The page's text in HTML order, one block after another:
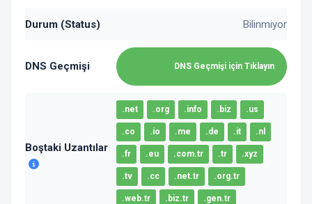
Durum (Status) Bilinmiyor
DNS Geçmişi DNS Geçmişi için Tıklayın
Boştaki Uzantılar
.net .org .info .biz .us
.co .io .me .de .it .nl
.fr .eu .com.tr .tr .xyz
.tv .cc .net.tr .org.tr
.web.tr .biz.tr .gen.tr